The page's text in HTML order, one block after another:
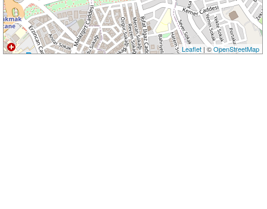
Leaflet| ©OpenStreetMap